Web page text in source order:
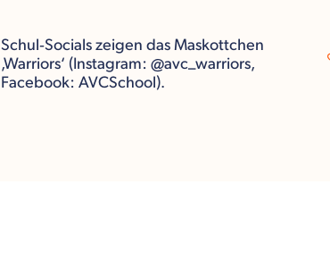
Schul‑Socials zeigen das Maskottchen
‚Warriors‘ (Instagram: @avc_warriors,
Facebook: AVCSchool).